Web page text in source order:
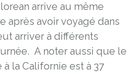
arrive au même
après avoir voyagé dans
arriver à différents
A noter aussi que le
la Californie est à 37